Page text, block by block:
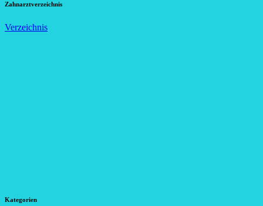
Zahnarztverzeichnis
Verzeichnis
Kategorien